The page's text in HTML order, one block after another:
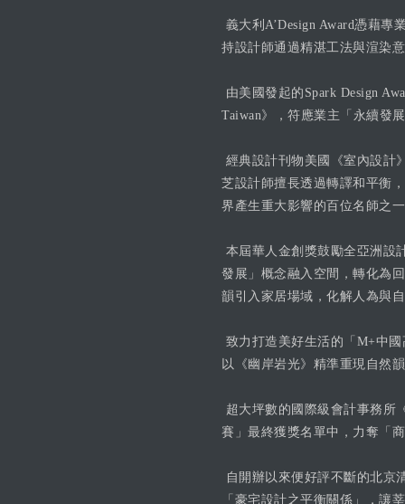
義大利A’Design Award憑藉
持設計師通過精湛工法與渲染
由美國發起的Spark Design
Taiwan》，符應業主「永續發
經典設計刊物美國《室內設計
芝設計師擅長透過轉譯和平衡
界產生重大影響的百位名師之
本屆華人金創獎鼓勵全亞洲設
發展」概念融入空間，轉化為
韻引入家居場域，化解人為與
致力打造美好生活的「M+中
以《幽岸岩光》精準重現自然
超大坪數的國際級會計事務所
賽」最終獲獎名單中，力奪「
自開辦以來便好評不斷的北京
「豪宅設計之平衡關係」，讓